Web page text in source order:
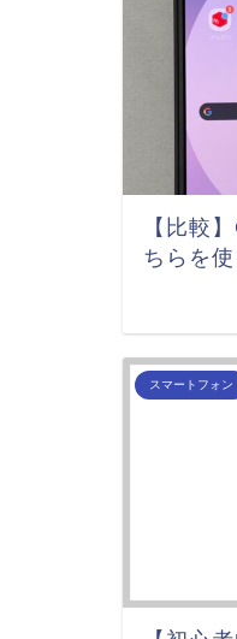
【比較
ちらを
スマートフォン